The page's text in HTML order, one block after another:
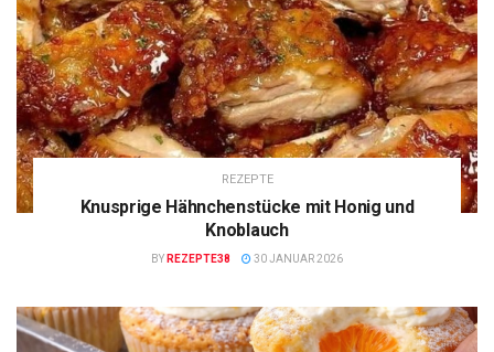
REZEPTE
Knusprige Hähnchenstücke mit Honig und
Knoblauch
BY REZEPTE38 30 JANUAR 2026